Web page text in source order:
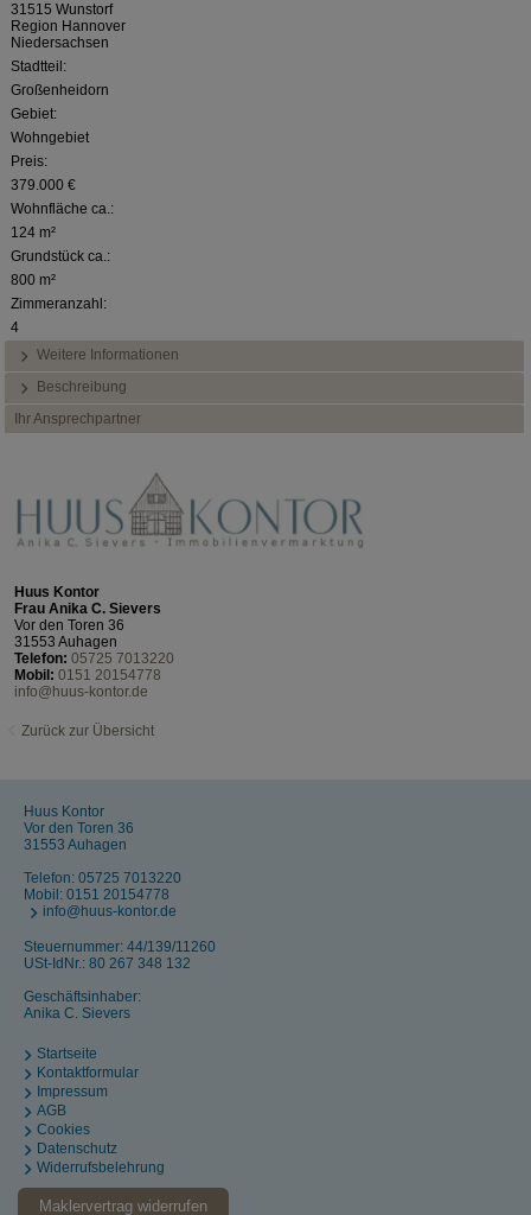
31515 Wunstorf
Region Hannover
Niedersachsen
Stadtteil:
Großenheidorn
Gebiet:
Wohngebiet
Preis:
379.000 €
Wohnfläche ca.:
124 m²
Grundstück ca.:
800 m²
Zimmeranzahl:
4
Weitere Informationen
Beschreibung
Ihr Ansprechpartner
Huus Kontor
Frau Anika C. Sievers
Vor den Toren 36
31553 Auhagen
Telefon: 05725 7013220
Mobil: 0151 20154778
info@huus-kontor.de
Zurück zur Übersicht
Huus Kontor
Vor den Toren 36
31553 Auhagen
Telefon: 05725 7013220
Mobil: 0151 20154778
info@huus-kontor.de
Steuernummer: 44/139/11260
USt-IdNr.: 80 267 348 132
Geschäftsinhaber:
Anika C. Sievers
Startseite
Kontaktformular
Impressum
AGB
Cookies
Datenschutz
Widerrufsbelehrung
Maklervertrag widerrufen